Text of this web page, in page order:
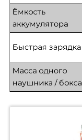
Ёмкость
аккумулятора
Быстрая зарядка
Масса одного
наушника / бокса